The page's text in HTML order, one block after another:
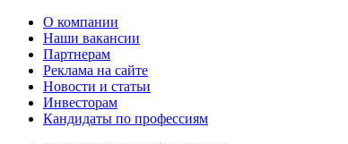
О компании
Наши вакансии
Партнерам
Реклама на сайте
Новости и статьи
Инвесторам
Кандидаты по профессиям